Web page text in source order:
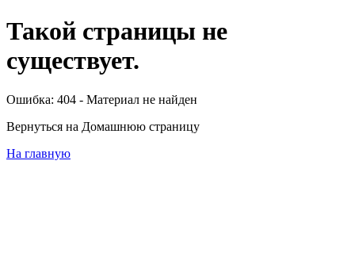
Такой страницы не
существует.
Ошибка: 404 - Материал не найден
Вернуться на Домашнюю страницу
На главную